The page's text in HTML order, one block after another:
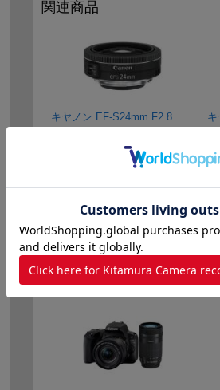
関連商品
キヤノン EF-S24mm F2.8
5
中古：17,500円～(29点)
特
閲覧履歴